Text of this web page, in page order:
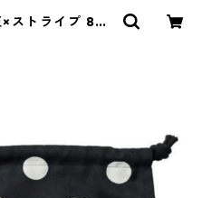
ストライプ 85-